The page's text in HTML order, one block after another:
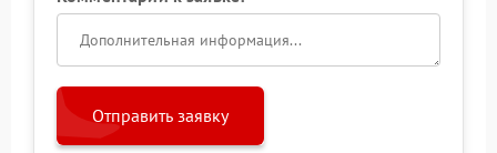
Отправить заявку